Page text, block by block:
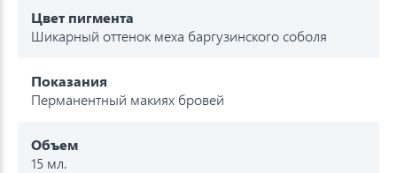
Цвет пигмента
Шикарный оттенок меха баргузинского соболя
Показания
Перманентный макиях бровей
Объем
15 мл.